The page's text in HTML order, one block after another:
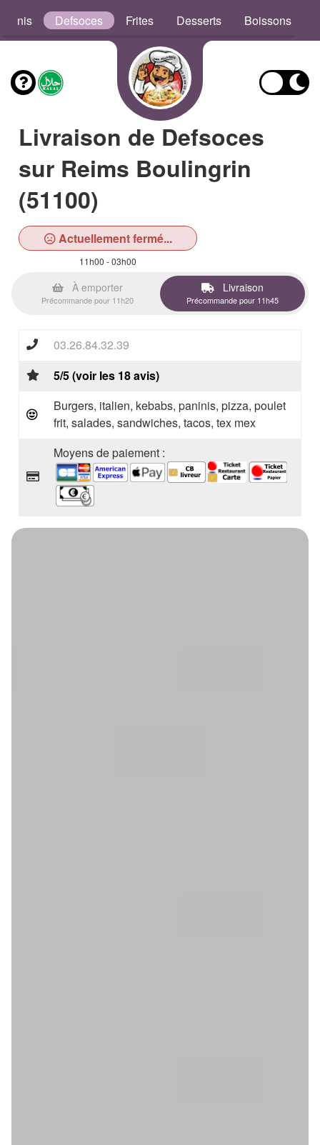
Defsoces Frites Desserts Boissons
Livraison de Defsoces
sur Reims Boulingrin
(51100)
Actuellement fermé...
11h00 - 03h00
À emporter
Précommande pour 11h20
Livraison
Précommande pour 11h45
03.26.84.32.39
5/5 (voir les 18 avis)
Burgers, italien, kebabs, paninis, pizza, poulet
frit, salades, sandwiches, tacos, tex mex
Moyens de paiement :